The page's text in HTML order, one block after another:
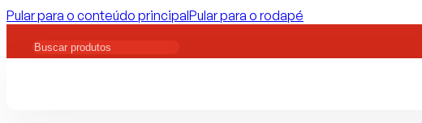
Pular para o conteúdo principalPular para o rodapé